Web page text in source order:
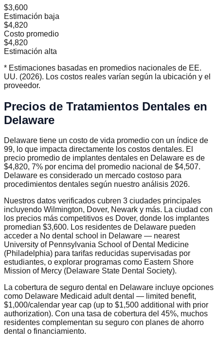
$3,600
Estimación baja
$4,820
Costo promedio
$4,820
Estimación alta
* Estimaciones basadas en promedios nacionales de EE.
UU. (2026). Los costos reales varían según la ubicación y el
proveedor.
Precios de Tratamientos Dentales en
Delaware
Delaware tiene un costo de vida promedio con un índice de
99, lo que impacta directamente los costos dentales. El
precio promedio de implantes dentales en Delaware es de
$4,820, 7% por encima del promedio nacional de $4,507.
Delaware es considerado un mercado costoso para
procedimientos dentales según nuestro análisis 2026.
Nuestros datos verificados cubren 3 ciudades principales
incluyendo Wilmington, Dover, Newark y más. La ciudad con
los precios más competitivos es Dover, donde los implantes
promedian $3,600. Los residentes de Delaware pueden
acceder a No dental school in Delaware — nearest
University of Pennsylvania School of Dental Medicine
(Philadelphia) para tarifas reducidas supervisadas por
estudiantes, o explorar programas como Eastern Shore
Mission of Mercy (Delaware State Dental Society).
La cobertura de seguro dental en Delaware incluye opciones
como Delaware Medicaid adult dental — limited benefit,
$1,000/calendar year cap (up to $1,500 additional with prior
authorization). Con una tasa de cobertura del 45%, muchos
residentes complementan su seguro con planes de ahorro
dental o financiamiento.